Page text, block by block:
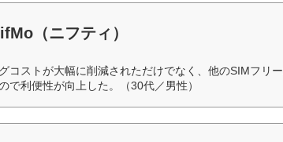
（ニフティ）
コストが大幅に削減されただけでなく、他のSIMフリ
で利便性が向上した。（30代／男性）